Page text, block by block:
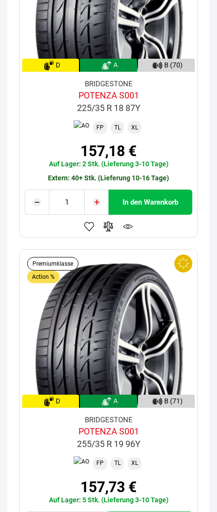
D A B (70)
BRIDGESTONE
POTENZA S001
225/35 R 18 87Y
FP TL XL
157,18 €
Auf Lager: 2 Stk. (Lieferung 3-10 Tage)
Extern: 40+ Stk. (Lieferung 10-16 Tage)
In den Warenkorb
Premiumklasse
Action %
D A B (71)
BRIDGESTONE
POTENZA S001
255/35 R 19 96Y
FP TL XL
157,73 €
Auf Lager: 5 Stk. (Lieferung 3-10 Tage)